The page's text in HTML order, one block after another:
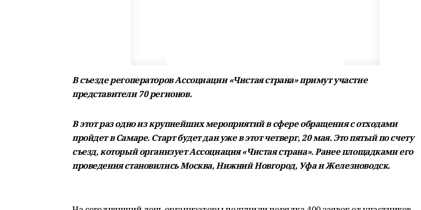
В съезде регоператоров Ассоциации «Чистая страна» примут участие
представители 70 регионов.
В этот раз одно из крупнейших мероприятий в сфере обращения с отходами
пройдет в Самаре. Старт будет дан уже в этот четверг, 20 мая. Это пятый по счету
съезд, который организует Ассоциация «Чистая страна». Ранее площадками его
проведения становились Москва, Нижний Новгород, Уфа и Железноводск.